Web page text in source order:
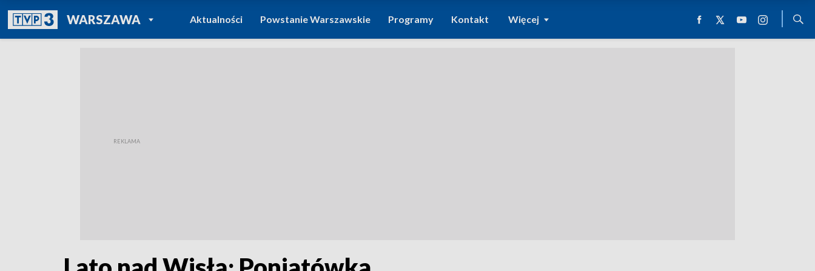
WARSZAWAPOWRÓT DO
TVP REGIONY
Aktualności Powstanie Warszawskie Programy Kontakt Więcej